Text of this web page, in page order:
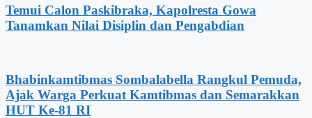
Temui Calon Paskibraka, Kapolresta Gowa
Tanamkan Nilai Disiplin dan Pengabdian
Bhabinkamtibmas Sombalabella Rangkul Pemuda,
Ajak Warga Perkuat Kamtibmas dan Semarakkan
HUT Ke-81 RI